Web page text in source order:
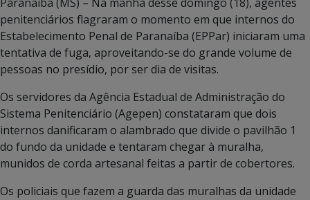
penitenciários flagraram o momento em que internos do
Estabelecimento Penal de Paranaíba (EPPar) iniciaram uma
tentativa de fuga, aproveitando-se do grande volume de
pessoas no presídio, por ser dia de visitas.
Os servidores da Agência Estadual de Administração do
Sistema Penitenciário (Agepen) constataram que dois
internos danificaram o alambrado que divide o pavilhão 1
do fundo da unidade e tentaram chegar à muralha,
munidos de corda artesanal feitas a partir de cobertores.
Os policiais que fazem a guarda das muralhas da unidade